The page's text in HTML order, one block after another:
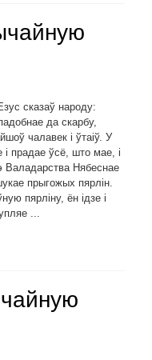
сказаў народу:
да скарбу,
чалавек і ўтаіў. У
і прадае ўсё, што мае, і
Валадарства Нябеснае
прыгожых пярлін.
пярліну, ён ідзе і
...